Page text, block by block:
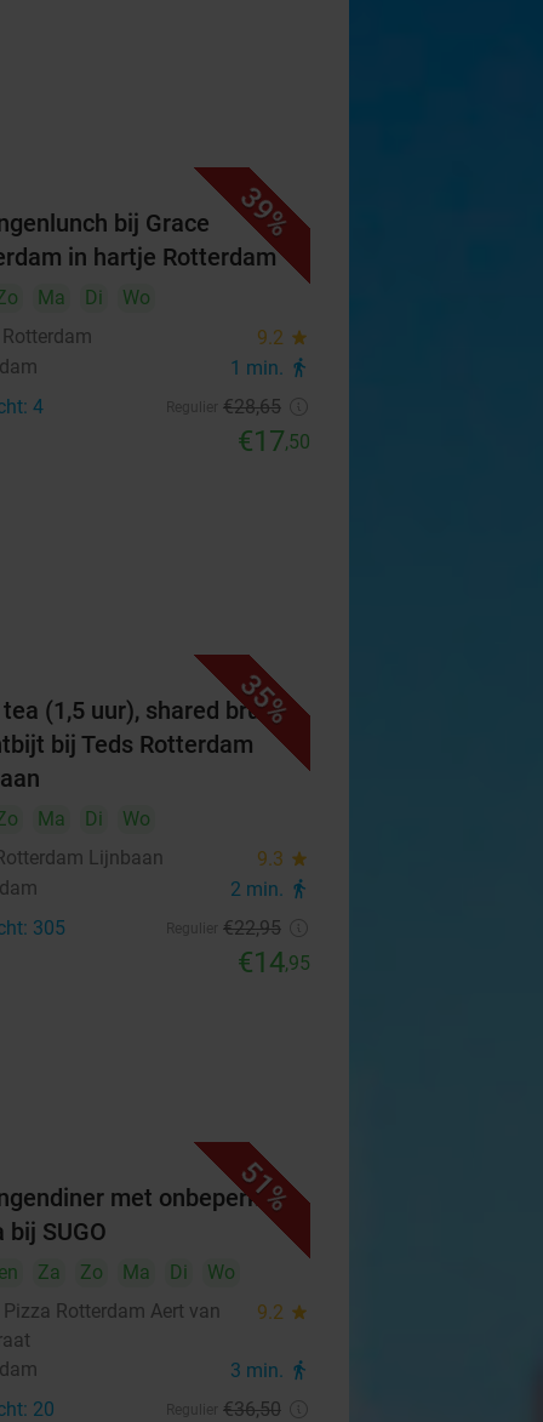
39%
bij Grace
in hartje Rotterdam
Ma Di
Wo
9.2 star
1 min. directions_walk
4 €28,65
€17,50
35%
(1,5 uur), shared brunch
bij Teds Rotterdam
Ma Di
Wo
Lijnbaan
9.3 star
2 min. directions_walk
305 €22,95
€14,95
51%
met onbeperkt
bij SUGO
Za Zo Ma Di
Wo
Pizza Rotterdam Aert van
9.2 star
3 min. directions_walk
20 €36,50